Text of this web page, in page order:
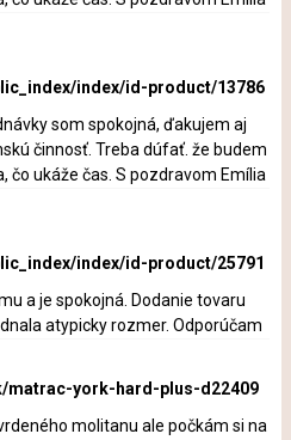
index/id-product/13786
som spokojná, ďakujem aj
činnosť. Treba dúfať. že budem
čo ukáže čas. S pozdravom Emília
index/id-product/25791
a je spokojná. Dodanie tovaru
atypicky rozmer. Odporúčam
matrac-york-hard-plus-d22409
molitanu ale počkám si na